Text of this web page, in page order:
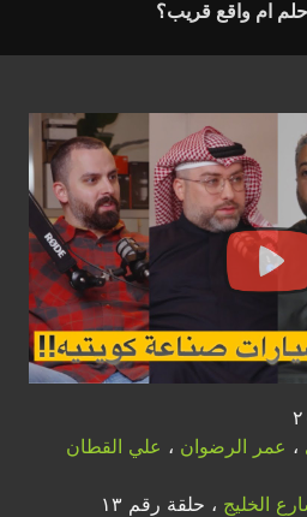
ام واقع قريب؟
، عمر الرضوان ، علي القطان
الخليج ، حلقة رقم ١٣